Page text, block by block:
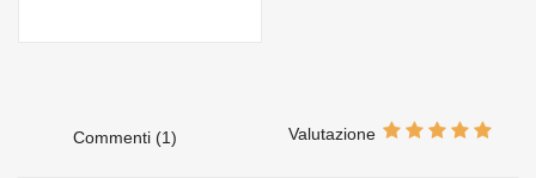
Commenti (1) Valutazione